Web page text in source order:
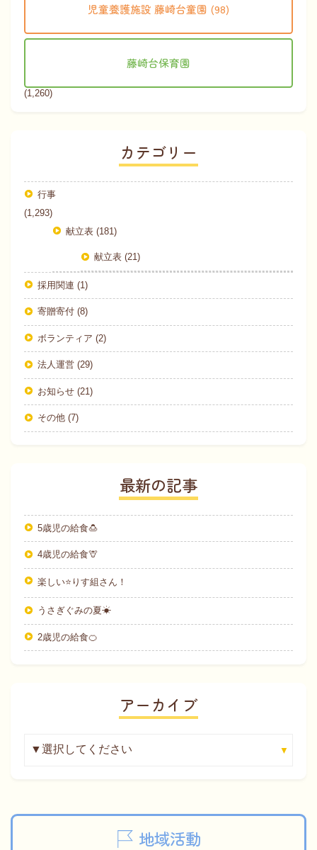
児童養護施設 藤崎台童園 (98)
藤崎台保育園
(1,260)
カテゴリー
行事
(1,293)
献立表 (181)
献立表 (21)
採用関連 (1)
寄贈寄付 (8)
ボランティア (2)
法人運営 (29)
お知らせ (21)
その他 (7)
最新の記事
5歳児の給食🍮
4歳児の給食🦒
楽しい⭐りす組さん！
うさぎぐみの夏☀
2歳児の給食🍊
アーカイブ
地域活動